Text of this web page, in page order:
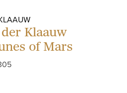
Klaauw
of Mars